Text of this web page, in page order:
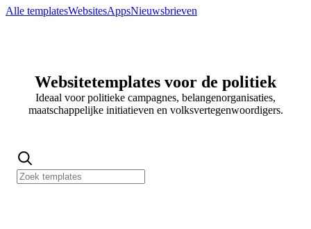
Alle templatesWebsitesAppsNieuwsbrieven
Websitetemplates voor de politiek
Ideaal voor politieke campagnes, belangenorganisaties,
maatschappelijke initiatieven en volksvertegenwoordigers.